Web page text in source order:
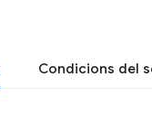
Condicions del